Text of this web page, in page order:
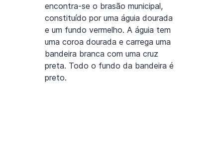
encontra-se o brasão municipal,
constituído por uma águia dourada
e um fundo vermelho. A águia tem
uma coroa dourada e carrega uma
bandeira branca com uma cruz
preta. Todo o fundo da bandeira é
preto.